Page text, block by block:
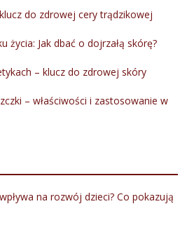
do zdrowej cery trądzikowej
życia: Jak dbać o dojrzałą skórę?
– klucz do zdrowej skóry
– właściwości i zastosowanie w
na rozwój dzieci? Co pokazują